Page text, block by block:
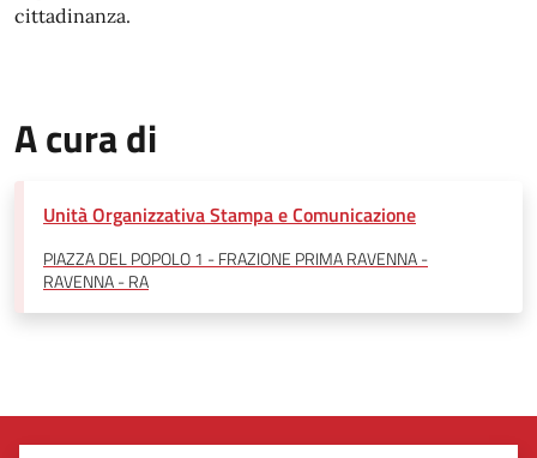
cittadinanza.
A cura di
Unità Organizzativa Stampa e Comunicazione
PIAZZA DEL POPOLO 1 - FRAZIONE PRIMA RAVENNA -
RAVENNA - RA